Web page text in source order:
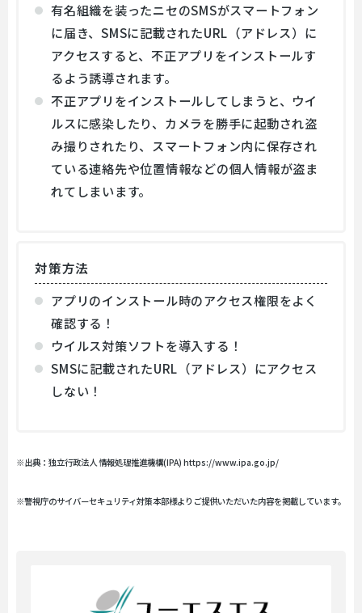
有名組織を装ったニセのSMSがスマートフォン
に届き、SMSに記載されたURL（アドレス）に
アクセスすると、不正アプリをインストールす
るよう誘導されます。
不正アプリをインストールしてしまうと、ウイ
ルスに感染したり、カメラを勝手に起動され盗
み撮りされたり、スマートフォン内に保存され
ている連絡先や位置情報などの個人情報が盗ま
れてしまいます。
対策方法
アプリのインストール時のアクセス権限をよく
確認する！
ウイルス対策ソフトを導入する！
SMSに記載されたURL（アドレス）にアクセス
しない！
※出典：独立行政法人 情報処理推進機構(IPA) https://www.ipa.go.jp/
※警視庁のサイバーセキュリティ対策本部様よりご提供いただいた内容を掲載しています。